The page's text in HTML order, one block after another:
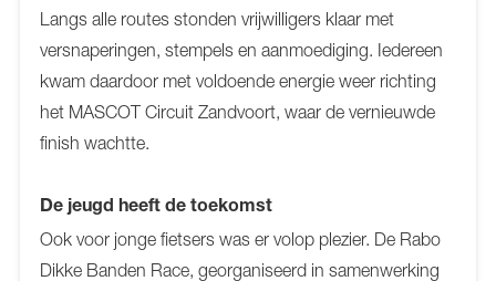
Langs alle routes stonden vrijwilligers klaar met
versnaperingen, stempels en aanmoediging. Iedereen
kwam daardoor met voldoende energie weer richting
het MASCOT Circuit Zandvoort, waar de vernieuwde
finish wachtte.
De jeugd heeft de toekomst
Ook voor jonge fietsers was er volop plezier. De Rabo
Dikke Banden Race, georganiseerd in samenwerking